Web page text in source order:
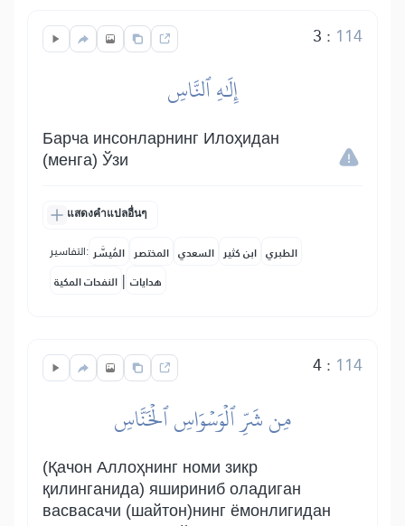
3 : 114
إِلَٰهِ ٱلنَّاسِ
Барча инсонларнинг Илоҳидан
(менга) Ўзи
แสดงคำแปลอื่นๆ
التفاسير: المُيسَّر المختصر السعدي ابن كثير الطبري
النفحات المكية | هدايات
4: 114
مِن شَرِّ ٱلۡوَسۡوَاسِ ٱلۡخَنَّاسِ
(Қачон Аллоҳнинг номи зикр
қилинганида) яшириниб оладиган
васвасачи (шайтон)нинг ёмонлигидан